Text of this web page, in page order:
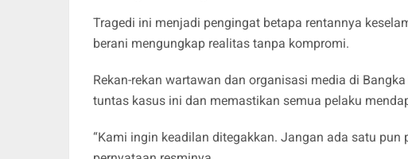
Tragedi ini menjadi pengingat betapa rentannya
berani mengungkap realitas tanpa kompromi.
Rekan-rekan wartawan dan organisasi media di
tuntas kasus ini dan memastikan semua pelaku
“Kami ingin keadilan ditegakkan. Jangan ada satu pun